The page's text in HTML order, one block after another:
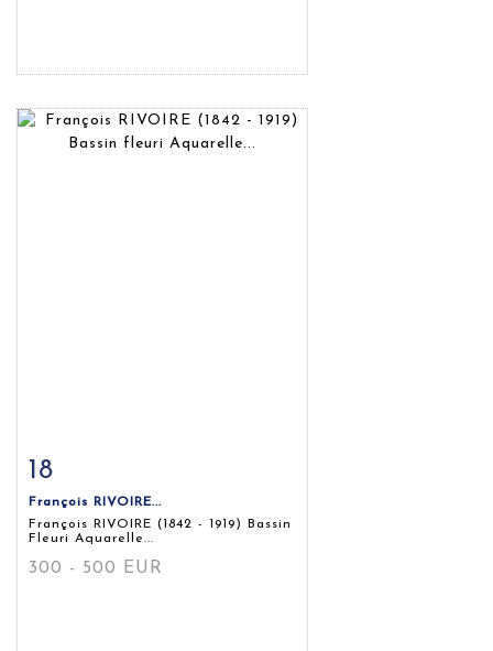
Fiche détaillée
18
François RIVOIRE...
François RIVOIRE (1842 - 1919) Bassin
Fleuri Aquarelle...
300 - 500 EUR